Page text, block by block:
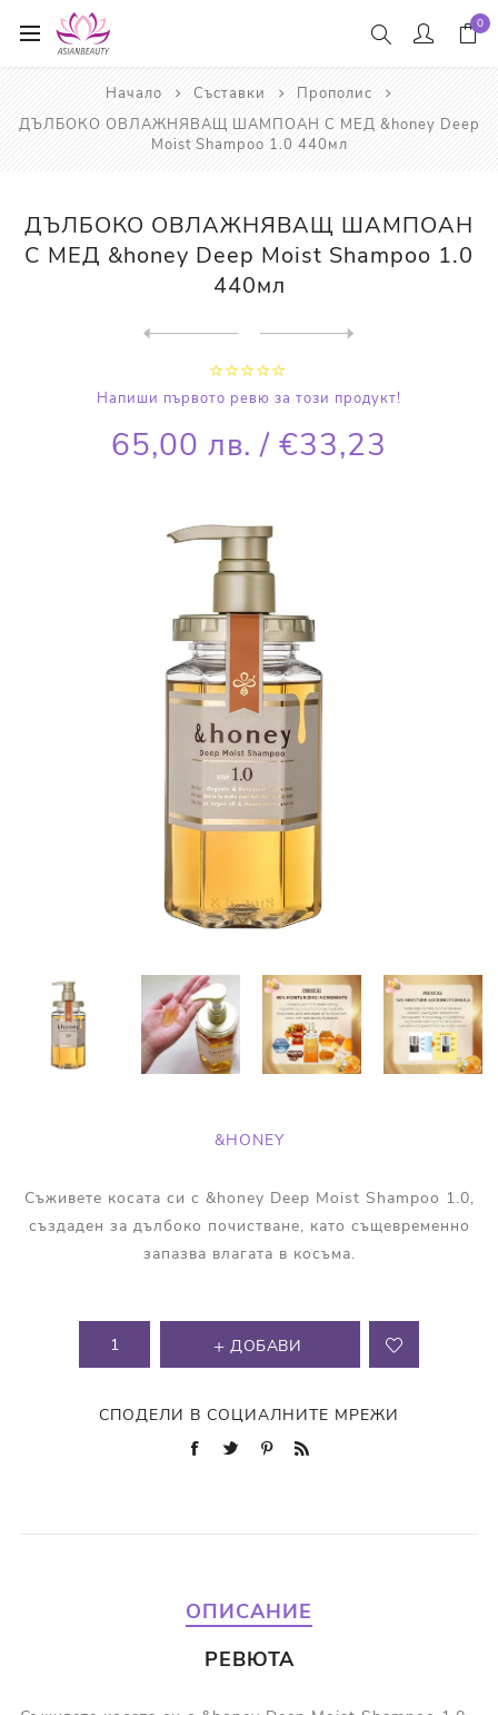
0
Начало Съставки
Прополис
ДЪЛБОКО ОВЛАЖНЯВАЩ ШАМПОАН С МЕД &honey Deep
Moist Shampoo 1.0 440мл
ДЪЛБОКО ОВЛАЖНЯВАЩ ШАМПОАН
С МЕД &honey Deep Moist Shampoo 1.0
440мл
Напиши първото ревю за този продукт!
65,00 лв. / €33,23
&HONEY
Съживете косата си с &honey Deep Moist Shampoo 1.0,
създаден за дълбоко почистване, като същевременно
запазва влагата в косъма.
ДОБАВИ
СПОДЕЛИ В СОЦИАЛНИТЕ МРЕЖИ
ОПИСАНИЕ
РЕВЮТА